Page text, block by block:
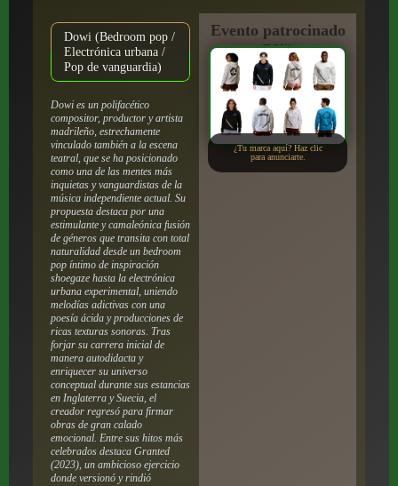
Dowi (Bedroom pop /
Electrónica urbana /
Pop de vanguardia)
Dowi es un polifacético
compositor, productor y artista
madrileño, estrechamente
vinculado también a la escena
teatral, que se ha posicionado
como una de las mentes más
inquietas y vanguardistas de la
música independiente actual. Su
propuesta destaca por una
estimulante y camaleónica fusión
de géneros que transita con total
naturalidad desde un bedroom
pop íntimo de inspiración
shoegaze hasta la electrónica
urbana experimental, uniendo
melodías adictivas con una
poesía ácida y producciones de
ricas texturas sonoras. Tras
forjar su carrera inicial de
manera autodidacta y
enriquecer su universo
conceptual durante sus estancias
en Inglaterra y Suecia, el
creador regresó para firmar
obras de gran calado
emocional. Entre sus hitos más
celebrados destaca Granted
(2023), un ambicioso ejercicio
donde versionó y rindió
Evento patrocinado
por:
¿Tu marca aquí? Haz clic
para anunciarte.